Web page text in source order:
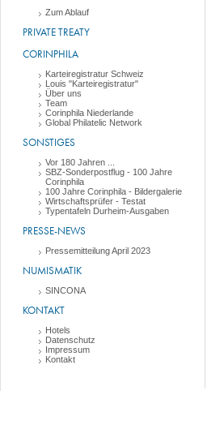
Zum Ablauf
PRIVATE TREATY
CORINPHILA
Karteiregistratur Schweiz
Louis "Karteiregistratur"
Über uns
Team
Corinphila Niederlande
Global Philatelic Network
SONSTIGES
Vor 180 Jahren ...
SBZ-Sonderpostflug - 100 Jahre
Corinphila
100 Jahre Corinphila - Bildergalerie
Wirtschaftsprüfer - Testat
Typentafeln Durheim-Ausgaben
PRESSE-NEWS
Pressemitteilung April 2023
NUMISMATIK
SINCONA
KONTAKT
Hotels
Datenschutz
Impressum
Kontakt